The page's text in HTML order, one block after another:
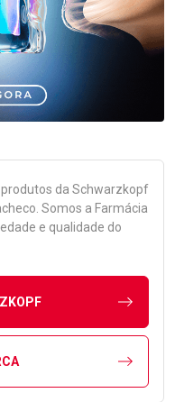
da Schwarzkopf
Somos a Farmácia
e qualidade do